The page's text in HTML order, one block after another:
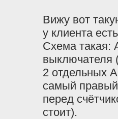
Вижу вот
у клиента
Схема такая:
выключателя
2 отдельных
самый
перед
стоит).